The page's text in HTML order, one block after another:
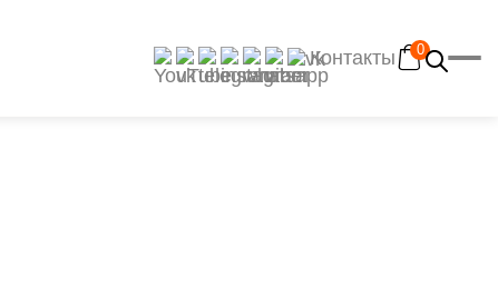
Контакты 0